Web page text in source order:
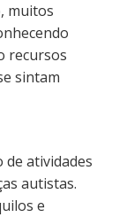
muitos
recursos
sintam
atividades
autistas.
e